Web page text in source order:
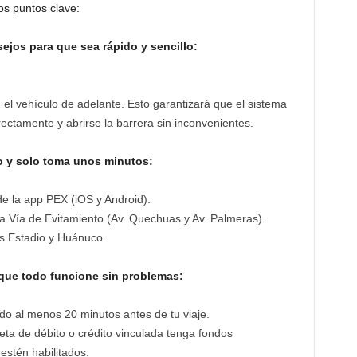
puntos clave:
para que sea rápido y sencillo:
vehículo de adelante. Esto garantizará que el sistema
y abrirse la barrera sin inconvenientes.
y solo toma unos minutos:
la app PEX (iOS y Android).
Vía de Evitamiento (Av. Quechuas y Av. Palmeras).
Estadio y Huánuco.
todo funcione sin problemas:
al menos 20 minutos antes de tu viaje.
de débito o crédito vinculada tenga fondos
habilitados.